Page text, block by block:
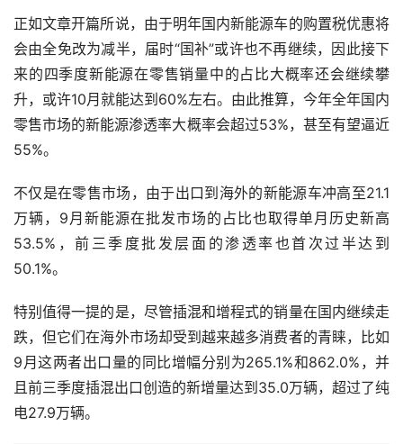
正如文章开篇所说，由于明年国内新能源车的购置税优惠将
会由全免改为减半，届时“国补”或许也不再继续，因此接下
来的四季度新能源在零售销量中的占比大概率还会继续攀
升，或许10月就能达到60%左右。由此推算，今年全年国内
零售市场的新能源渗透率大概率会超过53%，甚至有望逼近
55%。
不仅是在零售市场，由于出口到海外的新能源车冲高至21.1
万辆，9月新能源在批发市场的占比也取得单月历史新高
53.5%，前三季度批发层面的渗透率也首次过半达到
50.1%。
特别值得一提的是，尽管插混和增程式的销量在国内继续走
跌，但它们在海外市场却受到越来越多消费者的青睐，比如
9月这两者出口量的同比增幅分别为265.1%和862.0%，并
且前三季度插混出口创造的新增量达到35.0万辆，超过了纯
电27.9万辆。